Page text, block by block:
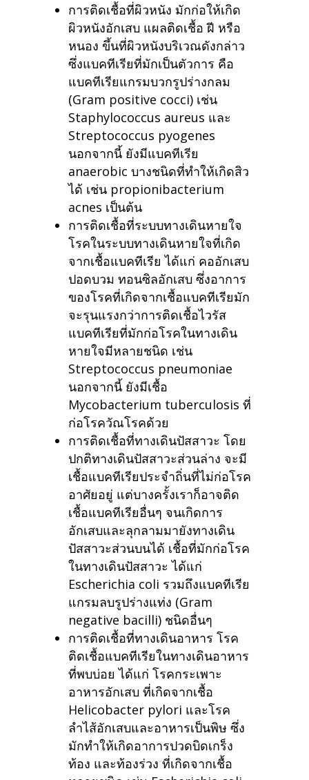
การติดเชื้อที่ผิวหนัง มักก่อให้เกิด
ผิวหนังอักเสบ แผลติดเชื้อ ฝี หรือ
หนอง ขึ้นที่ผิวหนังบริเวณดังกล่าว
ซึ่งแบคทีเรียที่มักเป็นตัวการ คือ
แบคทีเรียแกรมบวกรูปร่างกลม
(Gram positive cocci) เช่น
Staphylococcus aureus และ
Streptococcus pyogenes
นอกจากนี้ ยังมีแบคทีเรีย
anaerobic บางชนิดที่ทำให้เกิดสิว
ได้ เช่น propionibacterium
acnes เป็นต้น
การติดเชื้อที่ระบบทางเดินหายใจ
โรคในระบบทางเดินหายใจที่เกิด
จากเชื้อแบคทีเรีย ได้แก่ คออักเสบ
ปอดบวม ทอนซิลอักเสบ ซึ่งอาการ
ของโรคที่เกิดจากเชื้อแบคทีเรียมัก
จะรุนแรงกว่าการติดเชื้อไวรัส
แบคทีเรียที่มักก่อโรคในทางเดิน
หายใจมีหลายชนิด เช่น
Streptococcus pneumoniae
นอกจากนี้ ยังมีเชื้อ
Mycobacterium tuberculosis ที่
ก่อโรควัณโรคด้วย
การติดเชื้อที่ทางเดินปัสสาวะ โดย
ปกติทางเดินปัสสาวะส่วนล่าง จะมี
เชื้อแบคทีเรียประจำถิ่นที่ไม่ก่อโรค
อาศัยอยู่ แต่บางครั้งเราก็อาจติด
เชื้อแบคทีเรียอื่นๆ จนเกิดการ
อักเสบและลุกลามมายังทางเดิน
ปัสสาวะส่วนบนได้ เชื้อที่มักก่อโรค
ในทางเดินปัสสาวะ ได้แก่
Escherichia coli รวมถึงแบคทีเรีย
แกรมลบรูปร่างแท่ง (Gram
negative bacilli) ชนิดอื่นๆ
การติดเชื้อที่ทางเดินอาหาร โรค
ติดเชื้อแบคทีเรียในทางเดินอาหาร
ที่พบบ่อย ได้แก่ โรคกระเพาะ
อาหารอักเสบ ที่เกิดจากเชื้อ
Helicobacter pylori และโรค
ลำไส้อักเสบและอาหารเป็นพิษ ซึ่ง
มักทำให้เกิดอาการปวดบิดเกร็ง
ท้อง และท้องร่วง ที่เกิดจากเชื้อ